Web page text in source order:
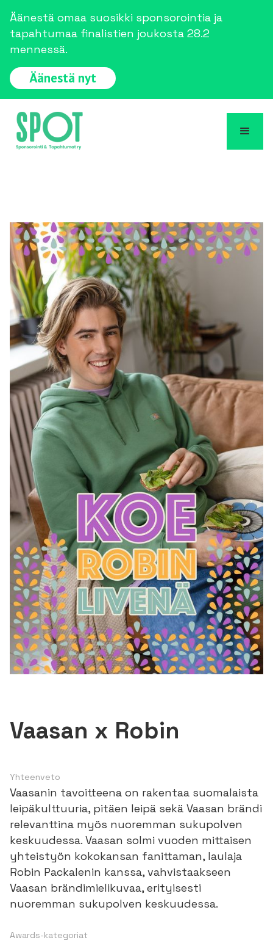
Äänestä omaa suosikki sponsorointia ja
tapahtumaa finalistien joukosta 28.2
mennessä.
Äänestä nyt
Vaasan x Robin
Yhteenveto
Vaasanin tavoitteena on rakentaa suomalaista
leipäkulttuuria, pitäen leipä sekä Vaasan brändi
relevanttina myös nuoremman sukupolven
keskuudessa. Vaasan solmi vuoden mittaisen
yhteistyön kokokansan fanittaman, laulaja
Robin Packalenin kanssa, vahvistaakseen
Vaasan brändimielikuvaa, erityisesti
nuoremman sukupolven keskuudessa.
Awards-kategoriat